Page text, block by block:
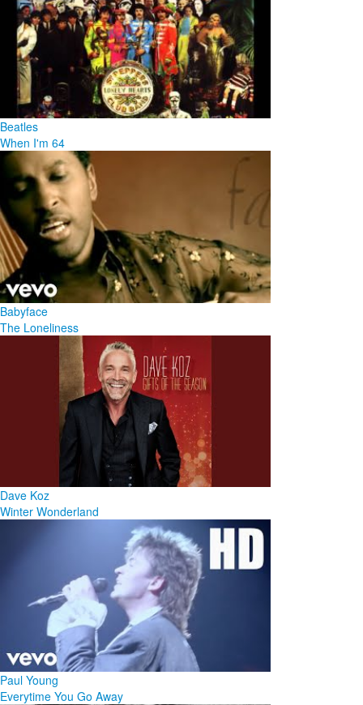
Beatles
When I'm 64
Babyface
The Loneliness
Dave Koz
Winter Wonderland
Paul Young
Everytime You Go Away